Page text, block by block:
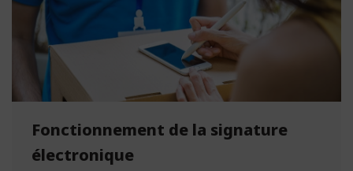
Fonctionnement de la signature
électronique